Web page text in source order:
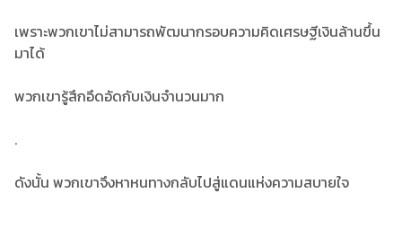
เพราะพวกเขาไม่สามารถพัฒนากรอบความคิดเศรษฐีเงินล้านขึ้น
มาได้
พวกเขารู้สึกอึดอัดกับเงินจำนวนมาก
.
ดังนั้น พวกเขาจึงหาหนทางกลับไปสู่แดนแห่งความสบายใจ